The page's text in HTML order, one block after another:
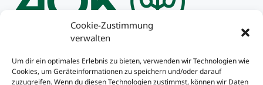
Cookie-Zustimmung
verwalten
Um dir ein optimales Erlebnis zu bieten, verwenden wir Technologien wie
Cookies, um Geräteinformationen zu speichern und/oder darauf
zuzugreifen. Wenn du diesen Technologien zustimmst, können wir Daten
Impressum
Datenschutzerklärung